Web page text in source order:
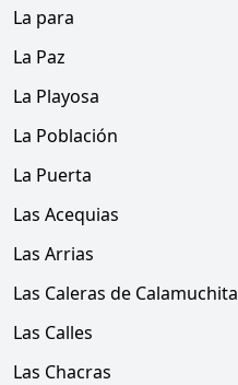
La para
La Paz
La Playosa
La Población
La Puerta
Las Acequias
Las Arrias
Las Caleras de Calamuchita
Las Calles
Las Chacras